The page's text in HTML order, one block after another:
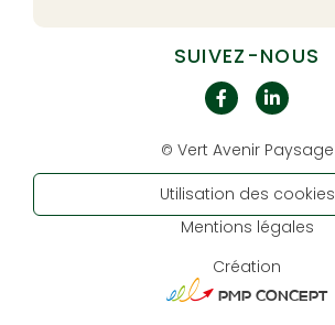
SUIVEZ-NOUS
© Vert Avenir Paysage
Utilisation des cookies
Mentions légales
Création
PMP CONCEPT